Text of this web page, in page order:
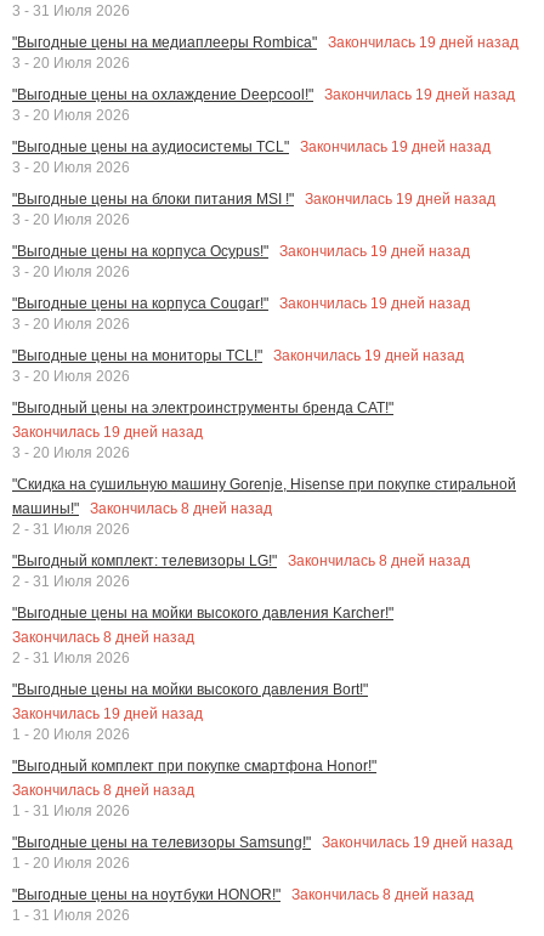
3 - 31 Июля 2026
"Выгодные цены на медиаплееры Rombica"
Закончилась 19 дней назад
3 - 20 Июля 2026
"Выгодные цены на охлаждение Deepcool!"
Закончилась 19 дней назад
3 - 20 Июля 2026
"Выгодные цены на аудиосистемы TCL"
Закончилась 19 дней назад
3 - 20 Июля 2026
"Выгодные цены на блоки питания MSI !"
Закончилась 19 дней назад
3 - 20 Июля 2026
"Выгодные цены на корпуса Ocypus!"
Закончилась 19 дней назад
3 - 20 Июля 2026
"Выгодные цены на корпуса Cougar!"
Закончилась 19 дней назад
3 - 20 Июля 2026
"Выгодные цены на мониторы TCL!"
Закончилась 19 дней назад
3 - 20 Июля 2026
"Выгодный цены на электроинструменты бренда CAT!"
Закончилась 19 дней назад
3 - 20 Июля 2026
"Скидка на сушильную машину Gorenje, Hisense при покупке стиральной
машины!"
Закончилась 8 дней назад
2 - 31 Июля 2026
"Выгодный комплект: телевизоры LG!"
Закончилась 8 дней назад
2 - 31 Июля 2026
"Выгодные цены на мойки высокого давления Karcher!"
Закончилась 8 дней назад
2 - 31 Июля 2026
"Выгодные цены на мойки высокого давления Bort!"
Закончилась 19 дней назад
1 - 20 Июля 2026
"Выгодный комплект при покупке смартфона Honor!"
Закончилась 8 дней назад
1 - 31 Июля 2026
"Выгодные цены на телевизоры Samsung!"
Закончилась 19 дней назад
1 - 20 Июля 2026
"Выгодные цены на ноутбуки HONOR!"
Закончилась 8 дней назад
1 - 31 Июля 2026